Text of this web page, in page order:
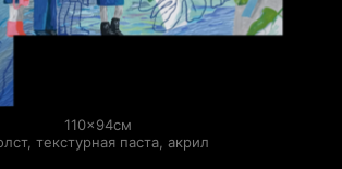
110×94см
текстурная паста, акрил